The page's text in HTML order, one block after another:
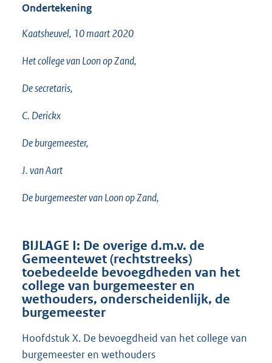
Ondertekening
Kaatsheuvel, 10 maart 2020
Het college van Loon op Zand,
De secretaris,
C. Derickx
De burgemeester,
J. van Aart
De burgemeester van Loon op Zand,
BIJLAGE I: De overige d.m.v. de
Gemeentewet (rechtstreeks)
toebedeelde bevoegdheden van het
college van burgemeester en
wethouders, onderscheidenlijk, de
burgemeester
Hoofdstuk X. De bevoegdheid van het college van
burgemeester en wethouders